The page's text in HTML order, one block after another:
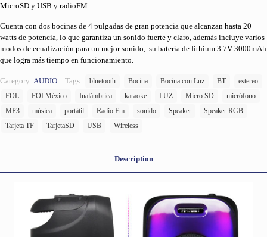
MicroSD y USB y radioFM.
Cuenta con dos bocinas de 4 pulgadas de gran potencia que alcanzan hasta 20
watts de potencia, lo que garantiza un sonido fuerte y claro, además incluye varios
modos de ecualización para un mejor sonido, su batería de lithium 3.7V 3000mAh
que logra más tiempo en funcionamiento.
Category: AUDIO Tags: bluetooth Bocina Bocina con Luz BT
estereo
FOL
FOLMéxico Inalámbrica karaoke LUZ Micro SD
micrófono
MP3
música portátil Radio Fm sonido Speaker
Speaker RGB
Tarjeta TF
TarjetaSD USB Wireless
Description